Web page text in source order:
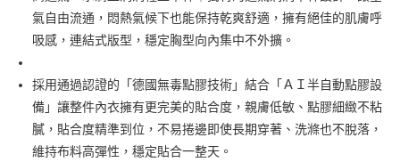
台新國際商業銀行
中國信託商業銀行
台灣樂天信用卡公司
元大商業銀行
永豐商業銀行
玉山商業銀行
星展（台灣）商業銀行
台新國際商業銀行
中國信託商業銀行
聯邦商業銀行
遠東國際商業銀行
元大商業銀行
永豐商業銀行
玉山商業銀行
星展（台灣）商業銀行
台灣樂天信用卡公司
華泰商業銀行
聯邦商業銀行
遠東國際商業銀行
元大商業銀行
星展（台灣）商業銀行
台新國際商業銀行
中國信託商業銀行
台灣樂天信用卡公司
全盈+PAY
【關於「AFTEE先享後付」】
AFTEE先享後付是「在收到商品之後才付款」的支付方式。 讓您購物簡單
ATM付款
氣自由流通，悶熱氣候下也能保持乾爽舒適，擁有絕佳的肌膚呼
吸感，連結式版型，穩定胸型向內集中不外擴。
採用通過認證的「德國無毒點膠技術」結合「ＡＩ半自動點膠設
備」讓整件內衣擁有更完美的貼合度，親膚低敏、點膠細緻不粘
膩，貼合度精準到位，不易捲邊即使長期穿著、洗滌也不脫落，
維持布料高彈性，穩定貼合一整天。